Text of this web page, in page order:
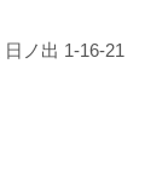
ノ出 1-16-21